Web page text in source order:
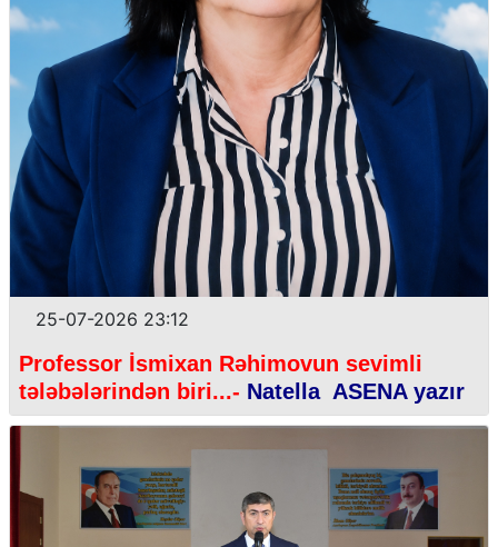
25-07-2026 23:12
Professor İsmixan Rəhimovun sevimli
tələbələrindən biri...- Natella ASENA yazır